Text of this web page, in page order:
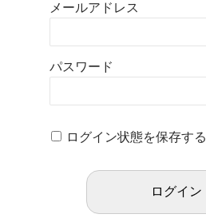
メールアドレス
パスワード
ログイン状態を保存する